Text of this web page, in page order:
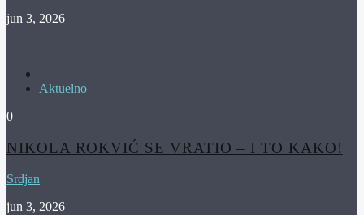
jun 3, 2026
Aktuelno
0
NIKOLA ROKVIĆ SE VRATIO – I TO KAKO!
Srdjan
jun 3, 2026